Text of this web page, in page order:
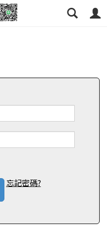
忘記密碼?